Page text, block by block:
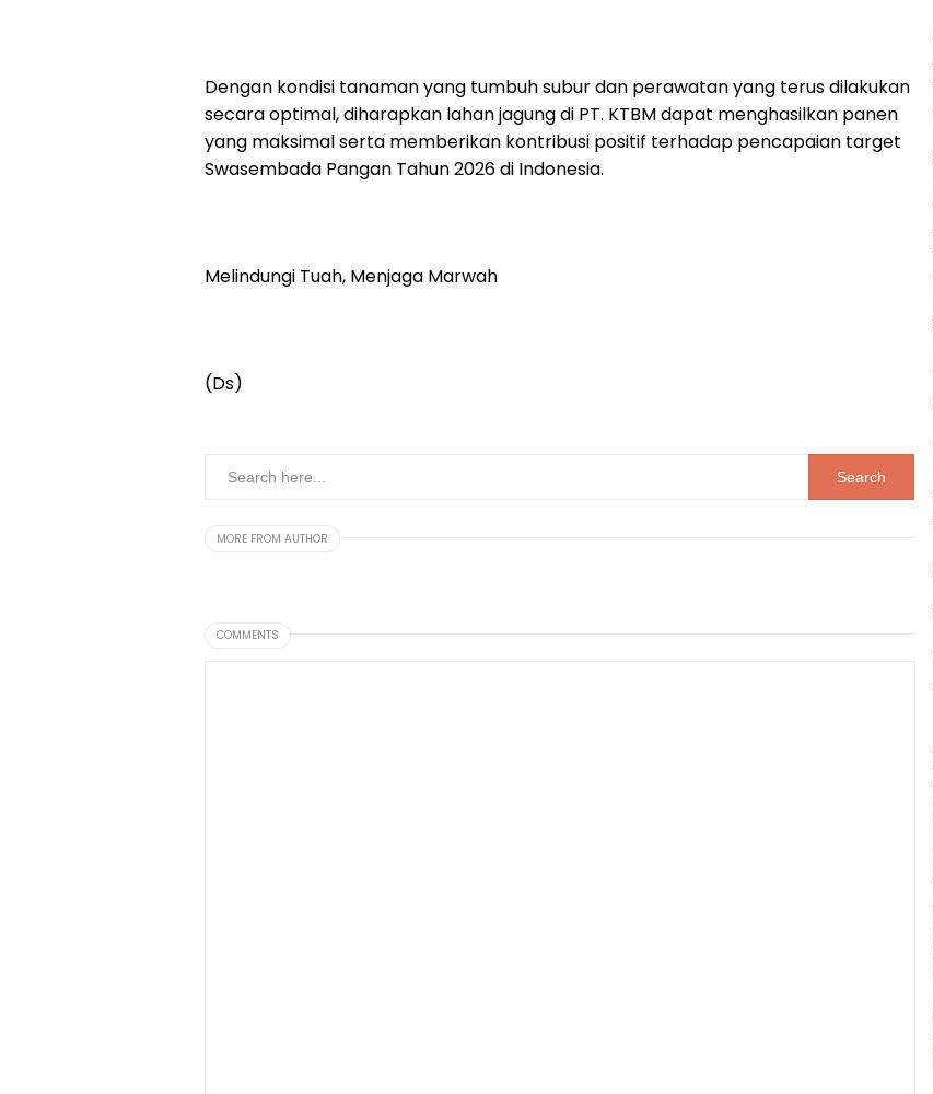
Dengan kondisi tanaman yang tumbuh subur dan perawatan yang terus dilakukan
secara optimal, diharapkan lahan jagung di PT. KTBM dapat menghasilkan panen
yang maksimal serta memberikan kontribusi positif terhadap pencapaian target
Swasembada Pangan Tahun 2026 di Indonesia.
Melindungi Tuah, Menjaga Marwah
(Ds)
MORE FROM AUTHOR
COMMENTS